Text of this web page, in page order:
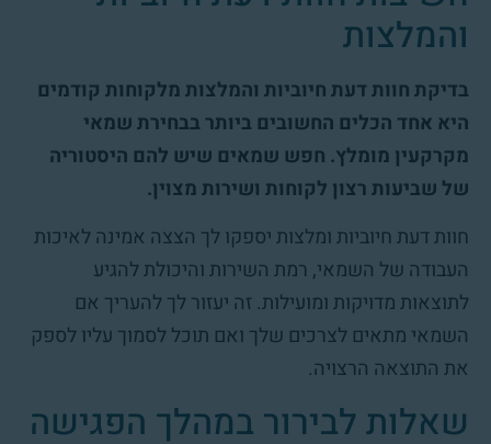
והמלצות
בדיקת חוות דעת חיוביות והמלצות מלקוחות קודמים
היא אחד הכלים החשובים ביותר בבחירת שמאי
מקרקעין מומלץ. חפש שמאים שיש להם היסטוריה
של שביעות רצון לקוחות ושירות מצוין.
חוות דעת חיוביות ומלצות יספקו לך הצצה אמינה לאיכות
העבודה של השמאי, רמת השירות והיכולת להגיע
לתוצאות מדויקות ומועילות. זה יעזור לך להעריך אם
השמאי מתאים לצרכים שלך ואם תוכל לסמוך עליו לספק
את התוצאה הרצויה.
שאלות לבירור במהלך הפגישה